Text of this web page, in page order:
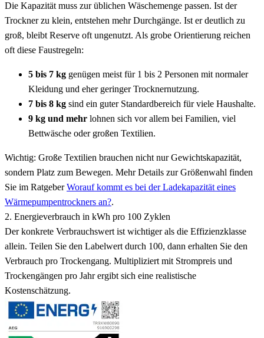
Die Kapazität muss zur üblichen Wäschemenge passen. Ist der
Trockner zu klein, entstehen mehr Durchgänge. Ist er deutlich zu
groß, bleibt Reserve oft ungenutzt. Als grobe Orientierung reichen
oft diese Faustregeln:
5 bis 7 kg genügen meist für 1 bis 2 Personen mit normaler
Kleidung und eher geringer Trocknernutzung.
7 bis 8 kg sind ein guter Standardbereich für viele Haushalte.
9 kg und mehr lohnen sich vor allem bei Familien, viel
Bettwäsche oder großen Textilien.
Wichtig: Große Textilien brauchen nicht nur Gewichtskapazität,
sondern Platz zum Bewegen. Mehr Details zur Größenwahl finden
Sie im RatgeberWorauf kommt es bei der Ladekapazität eines
Wärmepumpentrockners an?.
2. Energieverbrauch in kWh pro 100 Zyklen
Der konkrete Verbrauchswert ist wichtiger als die Effizienzklasse
allein. Teilen Sie den Labelwert durch 100, dann erhalten Sie den
Verbrauch pro Trockengang. Multipliziert mit Strompreis und
Trockengängen pro Jahr ergibt sich eine realistische
Kostenschätzung.